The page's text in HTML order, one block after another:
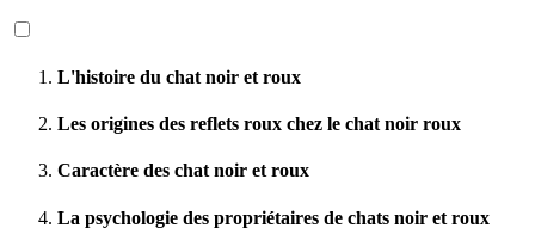
L'histoire du chat noir et roux
Les origines des reflets roux chez le chat noir roux
Caractère des chat noir et roux
La psychologie des propriétaires de chats noir et roux